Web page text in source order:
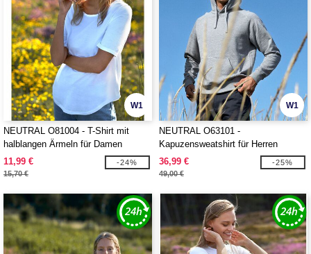
W1
NEUTRAL O81004 - T-Shirt mit
halblangen Ärmeln für Damen
11,99 €
15,70 €
-24%
W1
NEUTRAL O63101 -
Kapuzensweatshirt für Herren
36,99 €
49,00 €
-25%